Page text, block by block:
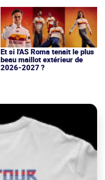
Et si l'AS Roma tenait le plus
beau maillot extérieur de
2026-2027 ?